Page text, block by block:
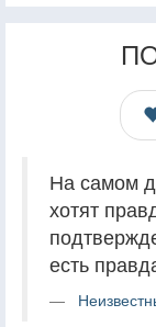
На самом
хотят
есть